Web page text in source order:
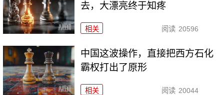
去，大漂亮终于知疼
相关 阅读 20596
中国这波操作，直接把西方石化
霸权打出了原形
相关 阅读 20044